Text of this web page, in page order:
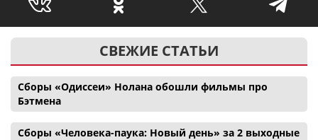
СВЕЖИЕ СТАТЬИ
Сборы «Одиссеи» Нолана обошли фильмы про
Бэтмена
Сборы «Человека-паука: Новый день» за 2 выходные